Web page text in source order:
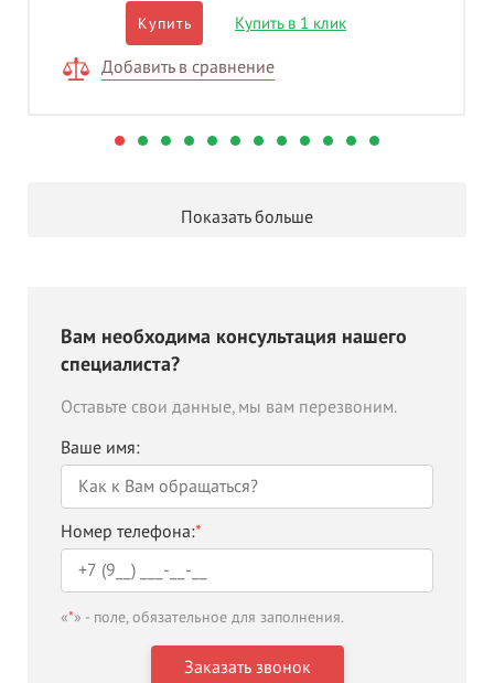
Купить Купить в 1 клик
Добавить в сравнение
Показать больше
Вам необходима консультация нашего
специалиста?
Оставьте свои данные, мы вам перезвоним.
Ваше имя:
Номер телефона:*
«*» - поле, обязательное для заполнения.